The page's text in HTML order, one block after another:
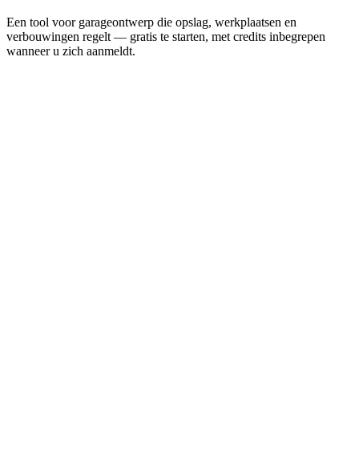
Een tool voor garageontwerp die opslag, werkplaatsen en
verbouwingen regelt — gratis te starten, met credits inbegrepen
wanneer u zich aanmeldt.